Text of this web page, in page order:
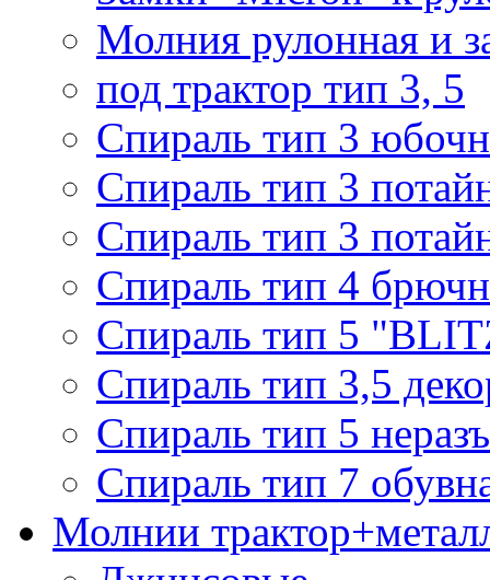
Молния рулонная и
под трактор тип 3, 5
Спираль тип 3
Спираль тип 3
Спираль тип 3
Спираль тип 4
Спираль тип 5
Спираль тип 3,5
Спираль тип 5
Спираль тип 7
Молнии